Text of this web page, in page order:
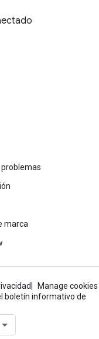
marca
Manage cookies
boletín informativo de